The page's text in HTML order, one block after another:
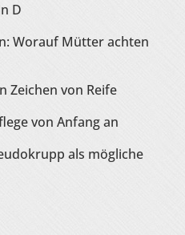
D
Worauf Mütter achten
Zeichen von Reife
von Anfang an
als mögliche